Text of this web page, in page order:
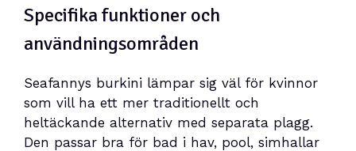
Specifika funktioner och
användningsområden
Seafannys burkini lämpar sig väl för kvinnor
som vill ha ett mer traditionellt och
heltäckande alternativ med separata plagg.
Den passar bra för bad i hav, pool, simhallar